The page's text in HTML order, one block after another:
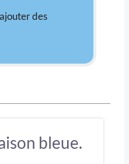
des
bleue.